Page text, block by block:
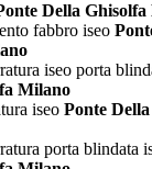
Della
fabbro iseo
iseo porta
Milano
iseo Ponte
porta blindata